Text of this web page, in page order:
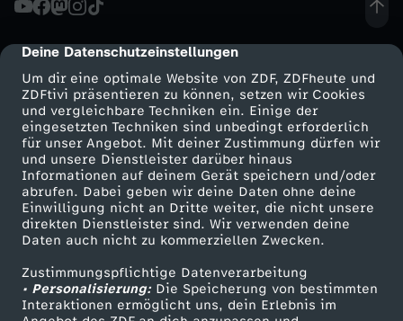
cmp-dialog-description
Deine Datenschutzeinstellungen
Um dir eine optimale Website von ZDF, ZDFheute und
ZDFtivi präsentieren zu können, setzen wir Cookies
und vergleichbare Techniken ein. Einige der
eingesetzten Techniken sind unbedingt erforderlich
für unser Angebot. Mit deiner Zustimmung dürfen wir
und unsere Dienstleister darüber hinaus
Informationen auf deinem Gerät speichern und/oder
abrufen. Dabei geben wir deine Daten ohne deine
Einwilligung nicht an Dritte weiter, die nicht unsere
direkten Dienstleister sind. Wir verwenden deine
Daten auch nicht zu kommerziellen Zwecken.
Zustimmungspflichtige Datenverarbeitung
• Personalisierung:Die Speicherung von bestimmten
Interaktionen ermöglicht uns, dein Erlebnis im
s
H
e
i
z
u
n
Mehr ZDF
ZDF-Apps
Smart TV
ZDFtext
Livestreams
Sendungen A-Z
Service
ZDFmitreden
Kontakt zum ZDF
Tickets
Zuschauerservice
Hilfe